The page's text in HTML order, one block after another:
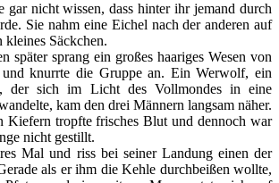
gar nicht wissen, dass hinter ihr jemand durch
Sie nahm eine Eichel nach der anderen auf
kleines Säckchen.
später sprang ein großes haariges Wesen von
knurrte die Gruppe an. Ein Werwolf, ein
der sich im Licht des Vollmondes in eine
kam den drei Männern langsam näher.
Kiefern tropfte frisches Blut und dennoch war
nicht gestillt.
Mal und riss bei seiner Landung einen der
als er ihm die Kehle durchbeißen wollte,